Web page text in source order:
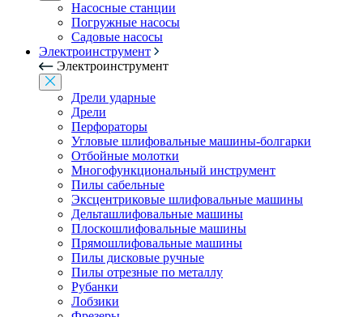
Насосные станции
Погружные насосы
Садовые насосы
Электроинструмент
Электроинструмент
Дрели ударные
Дрели
Перфораторы
Угловые шлифовальные машины-болгарки
Отбойные молотки
Многофункциональный инструмент
Пилы сабельные
Эксцентриковые шлифовальные машины
Дельташлифовальные машины
Плоскошлифовальные машины
Прямошлифовальные машины
Пилы дисковые ручные
Пилы отрезные по металлу
Рубанки
Лобзики